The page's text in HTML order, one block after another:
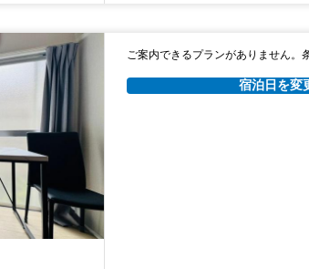
ご案内できるプランがありません。
宿泊日を変